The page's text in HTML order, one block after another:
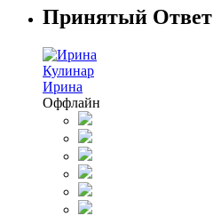
Принятый Ответ
Кулинар
Ирина
Оффлайн